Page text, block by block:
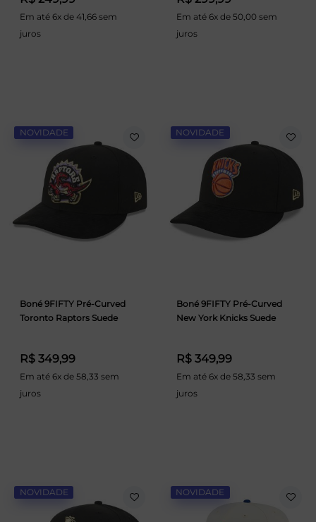
Em até 6x de 41,66 sem
juros
Em até 6x de 50,00 sem
juros
NOVIDADE
Boné 9FIFTY Pré-Curved
Toronto Raptors Suede
R$ 349,99
Em até 6x de 58,33 sem
juros
NOVIDADE
Boné 9FIFTY Pré-Curved
New York Knicks Suede
R$ 349,99
Em até 6x de 58,33 sem
juros
NOVIDADE NOVIDADE